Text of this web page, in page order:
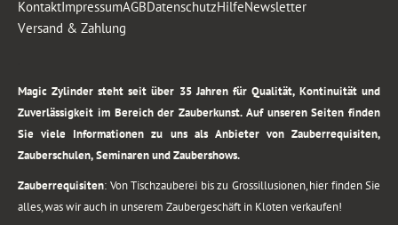
KontaktImpressumAGBDatenschutzHilfeNewsletter
Versand & Zahlung
Magic Zylinder steht seit über 35 Jahren für Qualität, Kontinuität und
Zuverlässigkeit im Bereich der Zauberkunst. Auf unseren Seiten finden
Sie viele Informationen zu uns als Anbieter von Zauberrequisiten,
Zauberschulen, Seminaren und Zaubershows.
Zauberrequisiten: Von Tischzauberei bis zu Grossillusionen, hier finden Sie
alles, was wir auch in unserem Zaubergeschäft in Kloten verkaufen!